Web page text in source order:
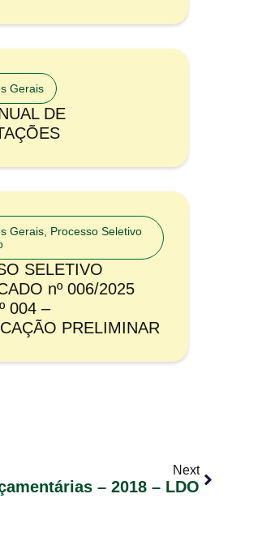
Gerais
DE
Gerais Processo Seletivo
SELETIVO
nº 006/2025
004 –
PRELIMINAR
Next
– 2018 – LDO